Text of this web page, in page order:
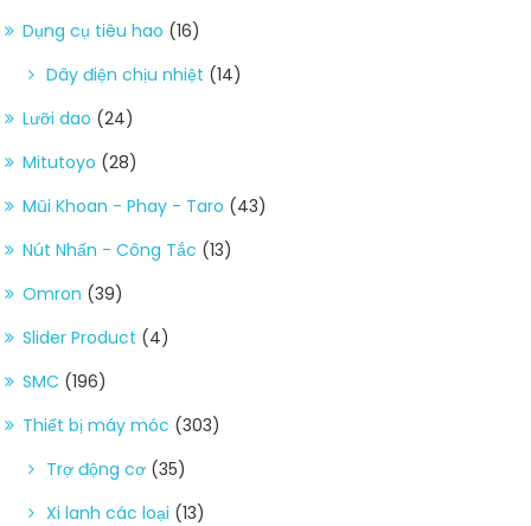
Dụng cụ tiêu hao (16)
Dây điện chịu nhiệt (14)
Lưỡi dao (24)
Mitutoyo (28)
Mũi Khoan - Phay - Taro (43)
Nút Nhấn - Công Tắc (13)
Omron (39)
Slider Product (4)
SMC (196)
Thiết bị máy móc (303)
Trợ động cơ (35)
Xi lanh các loại (13)